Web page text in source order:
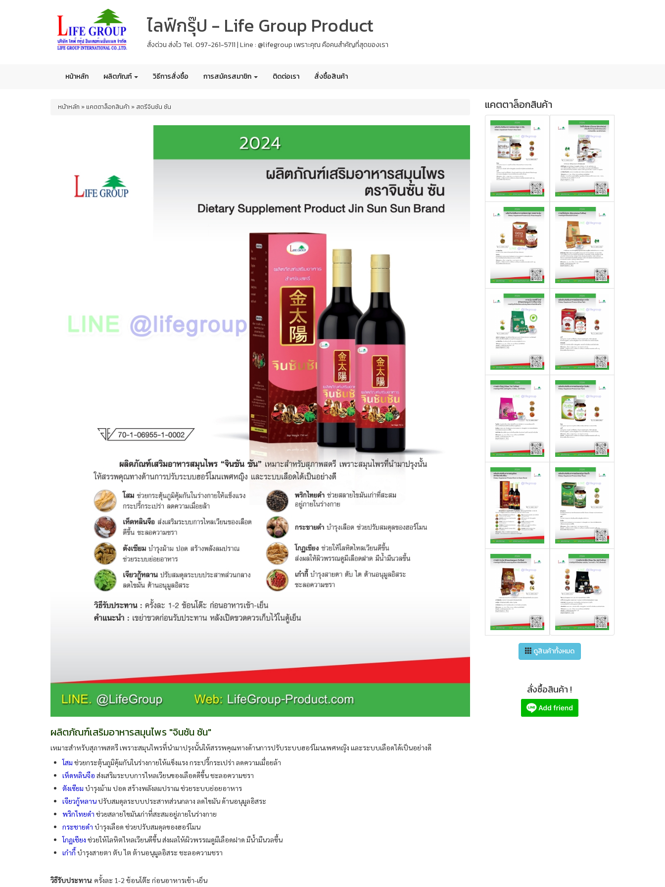
ไลฟ์กรุ๊ป - Life Group Product
สั่งด่วน ส่งไว Tel. 097-261-5711 | Line : @lifegroup เพราะคุณ คือคนสำคัญที่สุดของเรา
หน้าหลัก ผลิตภัณฑ์ วิธีการสั่งซื้อ การสมัครสมาชิก ติดต่อเรา สั่งซื้อสินค้า
You
หน้าหลัก » แคตตาล็อกสินค้า » สตรีจินซัน ซัน
ผลิตภัณฑ์เสริมอาหารสมุนไพร "จินซัน ซัน"
เหมาะสำหรับสุภาพสตรี เพราะสมุนไพรที่นำมาปรุงนั้นให้สรรพคุณทางด้านการปรับระบบฮอร์โมนเพศหญิง และระบบเลือดได้เป็นอย่างดี
โสม ช่วยกระตุ้นภูมิคุ้มกันในร่างกายให้แข็งแรง กระปรี้กระเปร่า ลดความเมื่อยล้า
เห็ดหลินจือ ส่งเสริมระบบการไหลเวียนของเลือดดีขึ้น ชะลอความชรา
ตังเซียม บำรุงม้าม ปอด สร้างพลังลมปราณ ช่วยระบบย่อยอาหาร
เจียวกู้หลานปรับสมดุลระบบประสาทส่วนกลาง ลดไขมัน ด้านอนุมูลอิสระ
พริกไทยดำ ช่วยสลายไขมันเก่าที่สะสมอยู่ภายในร่างกาย
กระชายดำ บำรุงเลือด ช่วยปรับสมดุลของฮอร์โมน
โกฏเชียง ช่วยให้โลหิตไหลเวียนดีขึ้น ส่งผลให้ผิวพรรณดูมีเลือดฝาด มีน้ำมีนวลขึ้น
เก๋ากี้ บำรุงสายตา ตับ ไต ต้านอนุมูลอิสระ ชะลอความชรา
วิธีรับประทาน: ครั้งละ 1-2 ช้อนโต๊ะ ก่อนอาหารเช้า-เย็น
แคตตาล็อกสินค้า
ดูสินค้าทั้งหมด
สั่งซื้อสินค้า !